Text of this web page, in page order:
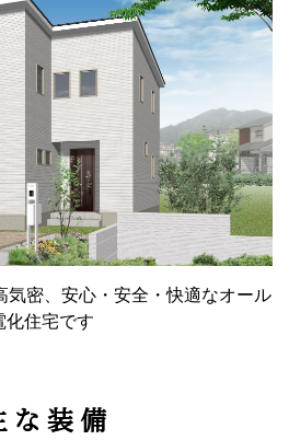
気密、安心・安全・快適なオール
化住宅です
な 装 備